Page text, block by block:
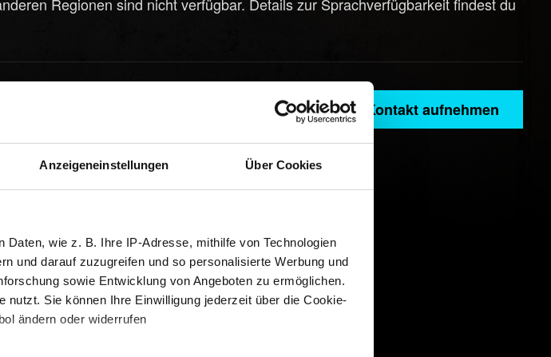
Anzeigeneinstellungen Über Cookies
Daten, wie z. B. Ihre IP-Adresse, mithilfe von Technologien
und darauf zuzugreifen und so personalisierte Werbung und
sowie Entwicklung von Angeboten zu ermöglichen.
Sie können Ihre Einwilligung jederzeit über die Cookie-
ändern oder widerrufen
Kontakt aufnehmen